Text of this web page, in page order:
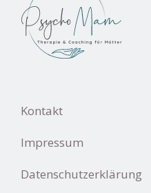
Kontakt
Impressum
Datenschutzerklärung